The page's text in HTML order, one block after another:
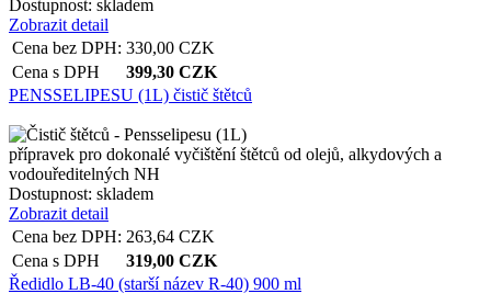
Dostupnost: skladem
Zobrazit detail
Cena bez DPH: 330,00 CZK
Cena s DPH
399,30 CZK
PENSSELIPESU (1L) čistič štětců
přípravek pro dokonalé vyčištění štětců od olejů, alkydových a
vodouředitelných NH
Dostupnost: skladem
Zobrazit detail
Cena bez DPH: 263,64 CZK
Cena s DPH
319,00 CZK
Ředidlo LB-40 (starší název R-40) 900 ml